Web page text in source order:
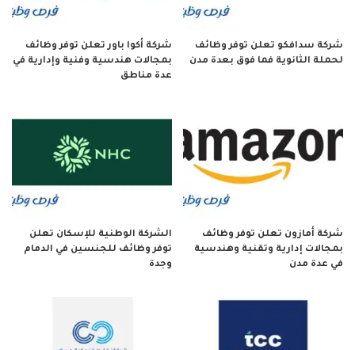
شركة سدافكو تعلن توفر وظائف
لحملة الثانوية فما فوق بعدة مدن
شركة أكوا باور تعلن توفر وظائف
بمجالات هندسية وفنية وإدارية في
عدة مناطق
شركة أمازون تعلن توفر وظائف
بمجالات إدارية وتقنية وهندسية
في عدة مدن
الشركة الوطنية للإسكان تعلن
توفر وظائف للجنسين في الدمام
وجدة